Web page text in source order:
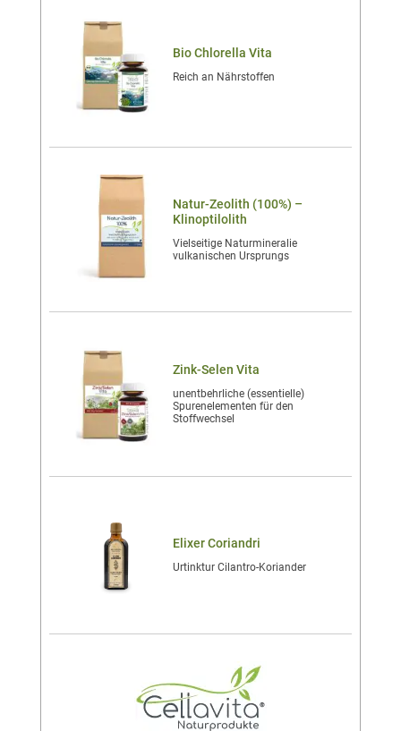
Bio Chlorella Vita
Reich an Nährstoffen
Natur-Zeolith (100%) –
Klinoptilolith
Vielseitige Naturmineralie
vulkanischen Ursprungs
Zink-Selen Vita
unentbehrliche (essentielle)
Spurenelementen für den
Stoffwechsel
Elixer Coriandri
Urtinktur Cilantro-Koriander